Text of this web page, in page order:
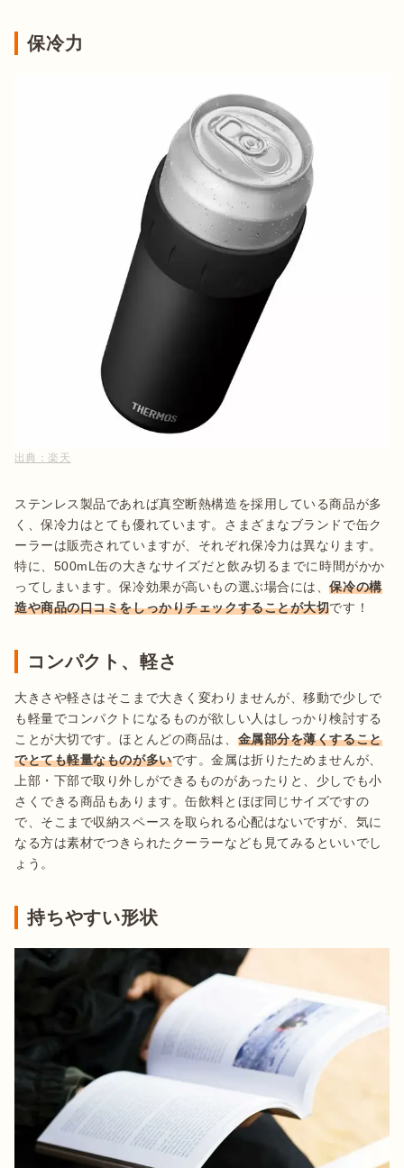
保冷力
出典： 楽天
ステンレス製品であれば真空断熱構造を採用している商品が多
く、保冷力はとても優れています。さまざまなブランドで缶ク
ーラーは販売されていますが、それぞれ保冷力は異なります。
特に、500mL缶の大きなサイズだと飲み切るまでに時間がかか
ってしまいます。保冷効果が高いもの選ぶ場合には、保冷の構
造や商品の口コミをしっかりチェックすることが大切です！
コンパクト、軽さ
大きさや軽さはそこまで大きく変わりませんが、移動で少しで
も軽量でコンパクトになるものが欲しい人はしっかり検討する
ことが大切です。ほとんどの商品は、 金属部分を薄くすること
でとても軽量なものが多いです。金属は折りたためませんが、
上部・下部で取り外しができるものがあったりと、少しでも小
さくできる商品もあります。缶飲料とほぼ同じサイズですの
で、そこまで収納スペースを取られる心配はないですが、気に
なる方は素材でつきられたクーラーなども見てみるといいでし
ょう。
持ちやすい形状